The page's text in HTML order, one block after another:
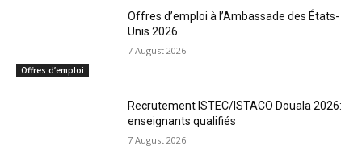
Offres d’emploi
Offres d’emploi à l’Ambassade des États-
Unis 2026
7 August 2026
Recrutement ISTEC/ISTACO Douala 2026:
enseignants qualifiés
7 August 2026